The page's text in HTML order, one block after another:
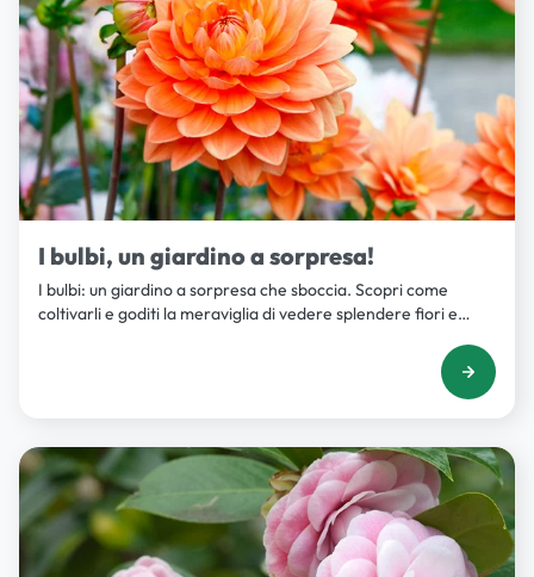
I bulbi, un giardino a sorpresa!
I bulbi: un giardino a sorpresa che sboccia. Scopri come
coltivarli e goditi la meraviglia di vedere splendere fiori e